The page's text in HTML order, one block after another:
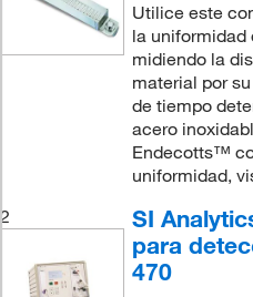
Utilice este
la uniformidad
midiendo la
material por
de tiempo
acero
Endecotts™
uniformidad,
2
SI
para
470